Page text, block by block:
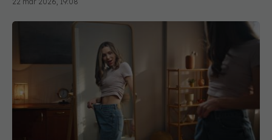
Dieta pe care o urmează medicii! Slăbești rapid și